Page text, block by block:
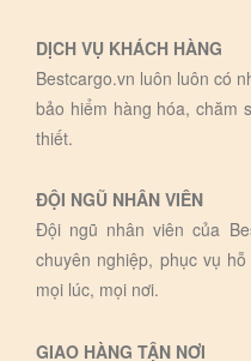
DỊCH VỤ KHÁCH HÀNG
Bestcargo.vn luôn luôn có
bảo hiểm hàng hóa, chăm
thiết.
ĐỘI NGŨ NHÂN VIÊN
Đội ngũ nhân viên của
chuyên nghiệp, phục vụ
mọi lúc, mọi nơi.
GIAO HÀNG TẬN NƠI